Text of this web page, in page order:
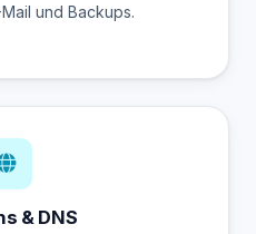
und Backups.
& DNS